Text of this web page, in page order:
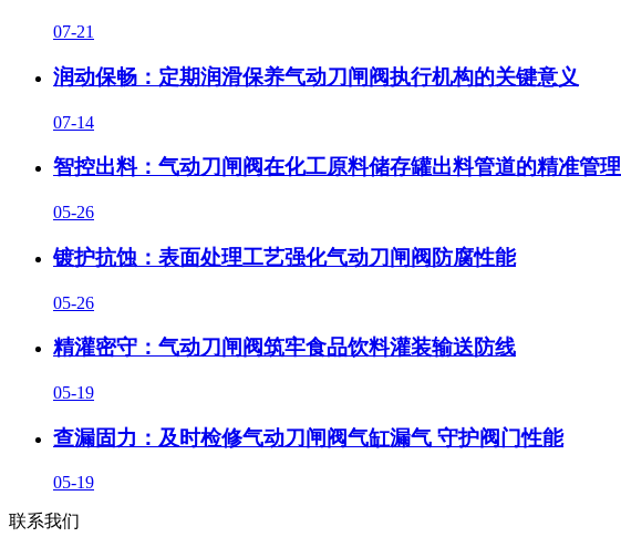
07-21
润动保畅：定期润滑保养气动刀闸阀执行机构的关键意义
07-14
智控出料：气动刀闸阀在化工原料储存罐出料管道的精准管理
05-26
镀护抗蚀：表面处理工艺强化气动刀闸阀防腐性能
05-26
精灌密守：气动刀闸阀筑牢食品饮料灌装输送防线
05-19
查漏固力：及时检修气动刀闸阀气缸漏气 守护阀门性能
05-19
联系我们